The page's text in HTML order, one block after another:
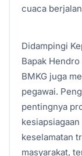
cuaca
Didampingi
Bapak
BMKG juga
pegawai.
pentingnya
keselamatan
masyarakat,